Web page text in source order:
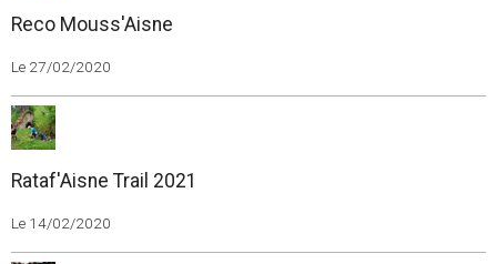
Reco Mouss'Aisne
Le 27/02/2020
Rataf'Aisne Trail 2021
Le 14/02/2020